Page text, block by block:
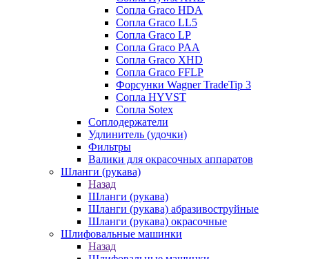
Сопла Graco HDA
Сопла Graco LL5
Сопла Graco LP
Сопла Graco PAA
Сопла Graco XHD
Сопла Graco FFLP
Форсунки Wagner TradeTip 3
Сопла HYVST
Сопла Sotex
Соплодержатели
Удлинитель (удочки)
Фильтры
Валики для окрасочных аппаратов
Шланги (рукава)
Назад
Шланги (рукава)
Шланги (рукава) абразивоструйные
Шланги (рукава) окрасочные
Шлифовальные машинки
Назад